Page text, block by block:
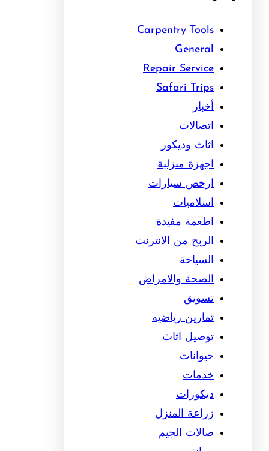
Carpentry Tools
General
Repair Service
Safari Trips
أخبار
اتصالات
اثاث وديكور
اجهزة منزلية
ارخص سيارات
اسلاميات
اطعمة مفيدة
الربح من الانترنت
السياحة
الصحة والامراض
تسويق
تمارين رياضيه
توصيل اثاث
حيوانات
خدمات
ديكورات
زراعة المنزل
صالات الجيم